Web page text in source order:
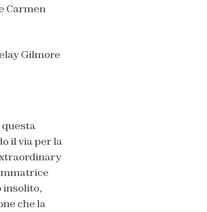
Carmen
Gilmore
questa
il via per la
insolito,
che la